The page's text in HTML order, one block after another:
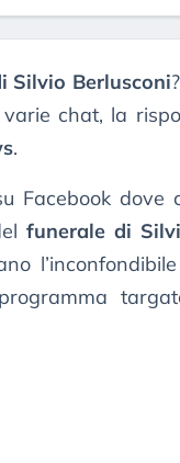
Silvio Berlusconi
chat, la
.
Facebook dove
funerale di